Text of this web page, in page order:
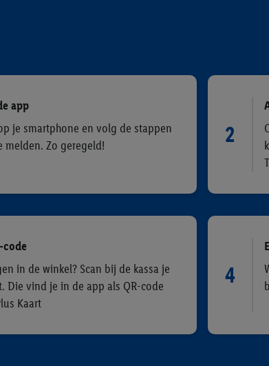
app
je smartphone en volg de stappen
melden. Zo geregeld!
2
code
in de winkel? Scan bij de kassa je
Die vind je in de app als QR-code
Kaart
4